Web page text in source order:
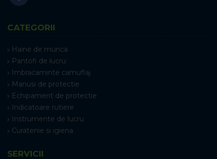
CATEGORII
Haine de munca
Pantofi de lucru
Imbracaminte camuflaj
Manusi de protectie
Echipament de protectie
Indicatoare rutiere
Instrumente de lucru
Curatenie si igiena
SERVICII